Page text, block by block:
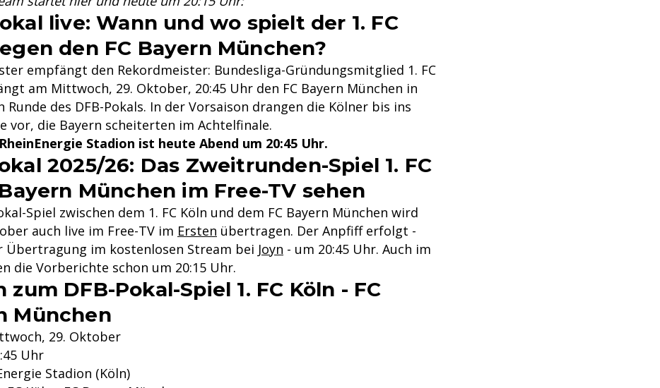
live: Wann und wo spielt der 1. FC
den FC Bayern München?
empfängt den Rekordmeister: Bundesliga-Gründungsmitglied 1. FC
am Mittwoch, 29. Oktober, 20:45 Uhr den FC Bayern München in
Runde des DFB-Pokals. In der Vorsaison drangen die Kölner bis ins
vor, die Bayern scheiterten im Achtelfinale.
Stadion ist heute Abend um 20:45 Uhr.
2025/26: Das Zweitrunden-Spiel 1. FC
München im Free-TV sehen
Spiel zwischen dem 1. FC Köln und dem FC Bayern München wird
auch live im Free-TV im Ersten übertragen. Der Anpfiff erfolgt -
Übertragung im kostenlosen Stream bei Joyn - um 20:45 Uhr. Auch im
die Vorberichte schon um 20:15 Uhr.
zum DFB-Pokal-Spiel 1. FC Köln - FC
München
29. Oktober
Uhr
Stadion (Köln)